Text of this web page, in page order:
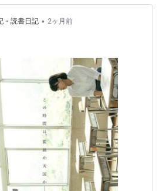
・読書日記 • 2ヶ月前